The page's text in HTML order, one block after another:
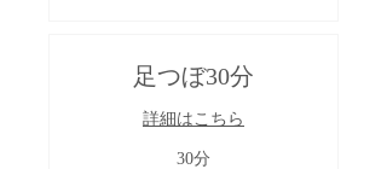
足つぼ30分
詳細はこちら
30分